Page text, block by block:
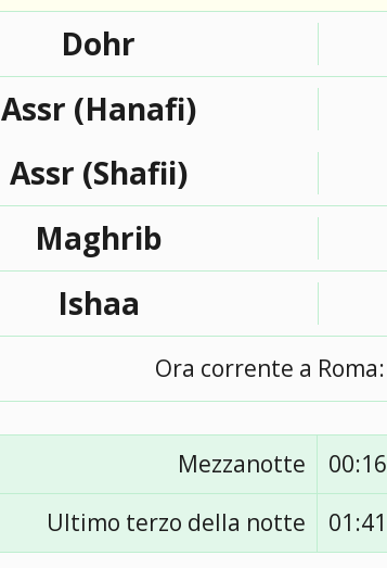
Dohr
Assr (Hanafi)
Assr (Shafii)
Maghrib
Ishaa
Ora corrente a Roma:
Mezzanotte
00:16
Ultimo terzo della notte
01:41